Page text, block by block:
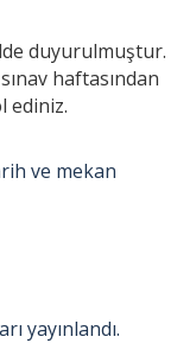
duyurulmuştur.
haftasından
ediniz.
ve mekan
yayınlandı.